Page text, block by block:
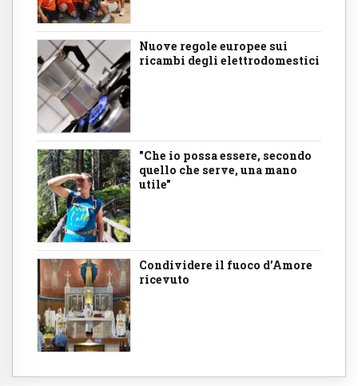
Nuove regole europee sui
ricambi degli elettrodomestici
"Che io possa essere, secondo
quello che serve, una mano
utile"
Condividere il fuoco d’Amore
ricevuto